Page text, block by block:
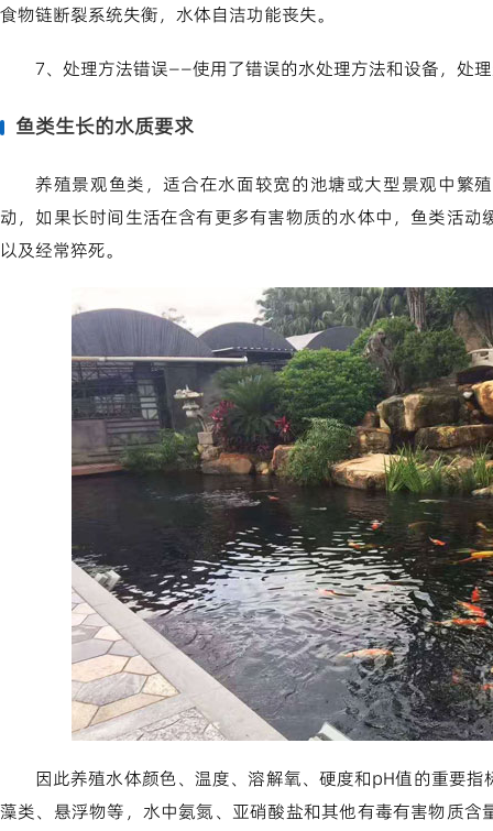
食物链断裂系统失衡，水体自洁功能丧失。
7、处理方法错误——使用了错误的水处理方法和设备，处
鱼类生长的水质要求
养殖景观鱼类，适合在水面较宽的池塘或大型景观中繁
动，如果长时间生活在含有更多有害物质的水体中，鱼类活
以及经常猝死。
因此养殖水体颜色、温度、溶解氧、硬度和pH值的重要
藻类、悬浮物等，水中氨氮、亚硝酸盐和其他有毒有害物质